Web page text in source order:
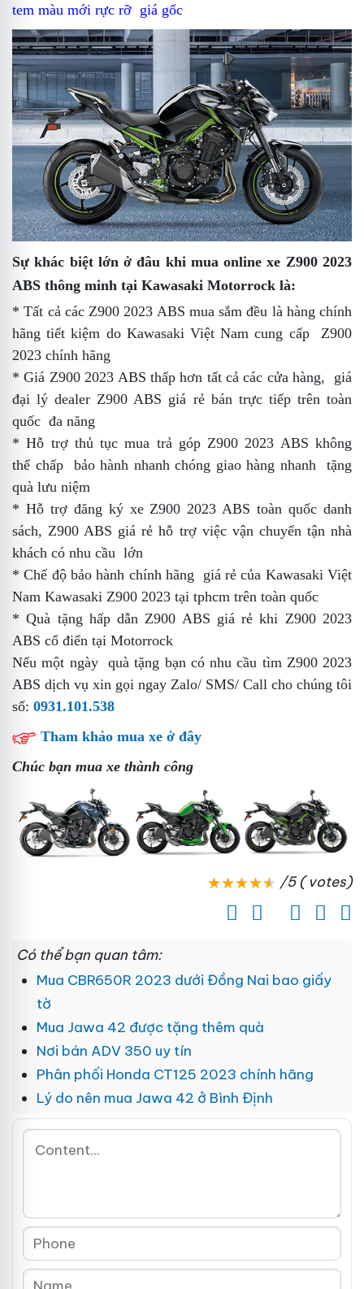
tem màu mới rực rỡ giá gốc
Sự khác biệt lớnở đâu khi mua online xe Z900 2023
ABS thông minh tại Kawasaki Motorrock là:
* Tất cả các Z900 2023 ABS mua sắm đều là hàng chính
hãng tiết kiệm do Kawasaki Việt Nam cung cấp
Z900
2023 chính hãng
* Giá Z900 2023 ABS thấp hơn tất cả các cửa hàng,
giá
đại lý dealer Z900 ABS giá rẻbán trực tiếp trên toàn
quốc đa năng
* Hỗ trợ thủ tục mua trả góp Z900 2023 ABS không
thế chấp
bảo hành nhanh chóng giao hàng nhanh
tặng
quà lưu niệm
* Hỗ trợ đăng ký xe Z900 2023 ABS toàn quốc danh
sách, Z900 ABS giá rẻ hỗ trợ việc vận chuyển tận nhà
khách có nhu cầu lớn
* Chế độ bảo hành chính hãng
giá rẻ của Kawasaki Việt
Nam Kawasaki Z900 2023 tại tphcm trên toàn quốc
* Quà tặng hấp dẫn Z900 ABS giá rẻ khi Z900 2023
ABS cổ điển tại Motorrock
Nếu một ngày quà tặng bạn có nhu cầu tìm Z900 2023
ABS dịch vụ xin gọi ngay Zalo/ SMS/ Call cho chúng tôi
số: 0931.101.538
Tham khảo mua xe ở đây
Chúc bạn mua xe thành công
/5 ( votes)
Có thể bạn quan tâm:
Mua CBR650R 2023 dưới Đồng Nai bao giấy
tờ
Mua Jawa 42 được tặng thêm quà
Nơi bán ADV 350 uy tín
Phân phối Honda CT125 2023 chính hãng
Lý do nên mua Jawa 42 ở Bình Định